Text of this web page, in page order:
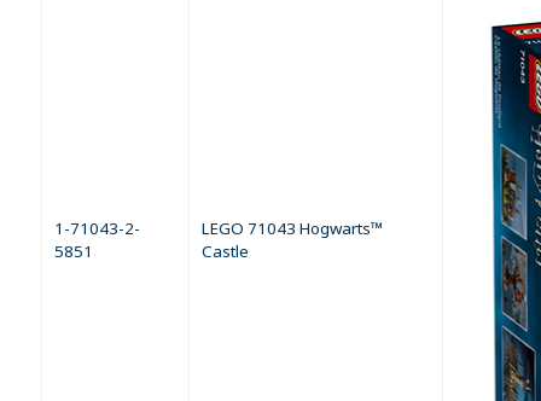
1-71043-2-
5851
LEGO 71043 Hogwarts™
Castle